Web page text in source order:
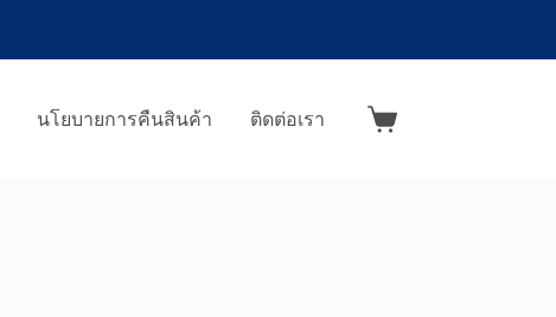
นโยบายการคืนสินค้า ติดต่อเรา
Shopping